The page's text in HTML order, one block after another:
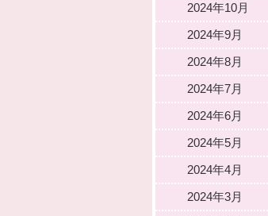
2024年10月
2024年9月
2024年8月
2024年7月
2024年6月
2024年5月
2024年4月
2024年3月